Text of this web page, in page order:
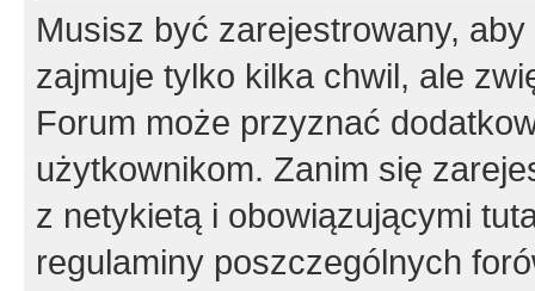
Musisz być zarejestrowany,
zajmuje tylko kilka chwil, ale
Forum może przyznać
użytkownikom. Zanim się
z netykietą i obowiązującymi
regulaminy poszczególnych